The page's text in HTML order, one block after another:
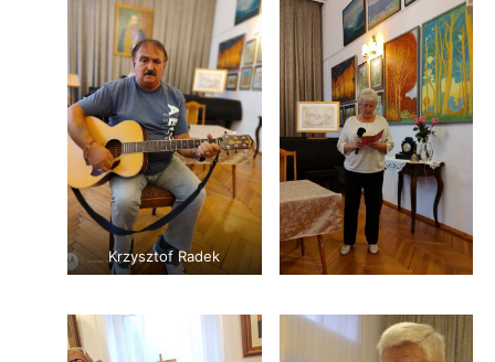
Krzysztof Radek